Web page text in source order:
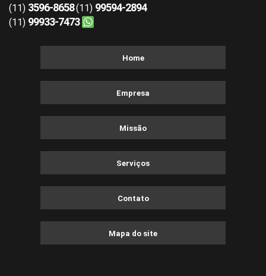
(11) 3596-8658(11) 99594-2894
(11) 99933-7473
Home
Empresa
Missão
Serviços
Contato
Mapa do site